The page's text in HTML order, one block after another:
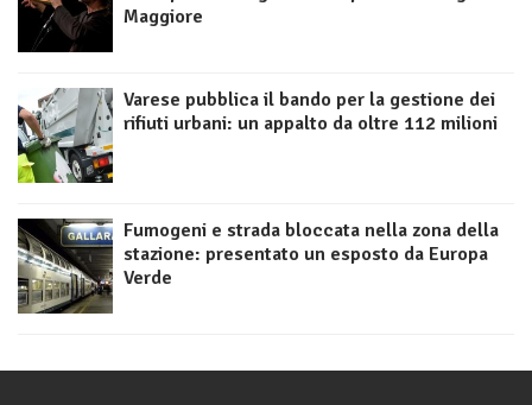
Maggiore
Varese pubblica il bando per la gestione dei
rifiuti urbani: un appalto da oltre 112 milioni
Fumogeni e strada bloccata nella zona della
stazione: presentato un esposto da Europa
Verde